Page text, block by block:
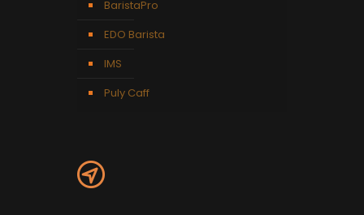
BaristaPro
EDO Barista
IMS
Puly Caff